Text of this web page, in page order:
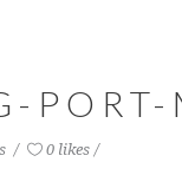
0 likes